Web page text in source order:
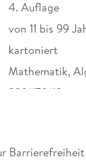
4. Auflage
von 11 bis 99
kartoniert
Mathematik,
239/170/12 mm